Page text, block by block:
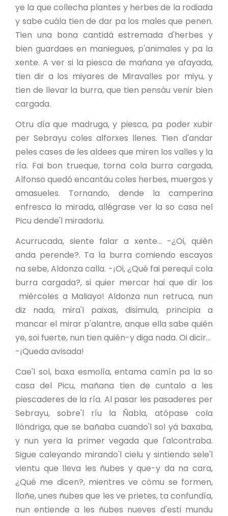
ye la que collecha plantes y herbes de la rodiada
y sabe cuála tien de dar pa los males que penen.
Tien una bona cantidá estremada d'herbes y
bien guardaes en maniegues, p'animales y pa la
xente. A ver si la piesca de mañana ye afayada,
tien dir a los miyares de Miravalles por miyu, y
tien de llevar la burra, que tien pensáu venir bien
cargada.
Otru día que madruga, y piesca, pa poder xubir
per Sebrayu coles alforxes llenes. Tien d'andar
peles cases de les aldees que miren los valles y la
ría. Fai bon trueque, torna cola burra cargada,
Alfonso quedó encantáu coles herbes, muergos y
amasueles. Tornando, dende la camperina
enfresca la mirada, allégrase ver la so casa nel
Picu dende'l miradoriu.
Acurrucada, siente falar a xente... -¿Oi, quién
anda perende?. Ta la burra comiendo escayos
na sebe, Aldonza calla. -¡Oi, ¿Qué fai perequí cola
burra cargada?, si quier mercar hai que dir los
miércoles a Maliayo! Aldonza nun retruca, nun
diz nada, mira'l paixas, disimula, principia a
mancar el mirar p'alantre, anque ella sabe quién
ye, soi fuerte, nun tien quién-y diga nada. Oi dicir...
-¡Queda avisada!
Cae'l sol, baxa esmolía, entama camín pa la so
casa del Picu, mañana tien de cuntalo a les
piescaderes de la ría. Al pasar les pasaderes per
Sebrayu, sobre'l ríu la Ñabla, atópase cola
llóndriga, que se bañaba cuando'l sol yá baxaba,
y nun yera la primer vegada que l'alcontraba.
Sigue caleyando mirando'l cielu y sintiendo sele'l
vientu que lleva les ñubes y que-y da na cara,
¿Qué me dicen?, mientres ve cómu se formen,
lloñe, unes ñubes que les ve prietes, ta confundía,
nun entiende a les ñubes nueves d'esti mundu